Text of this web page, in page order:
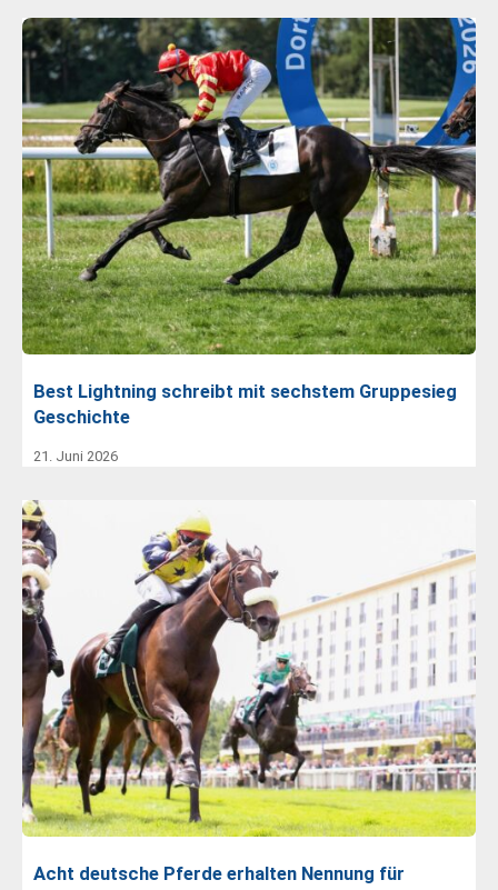
Best Lightning schreibt mit sechstem Gruppesieg
Geschichte
21. Juni 2026
Acht deutsche Pferde erhalten Nennung für